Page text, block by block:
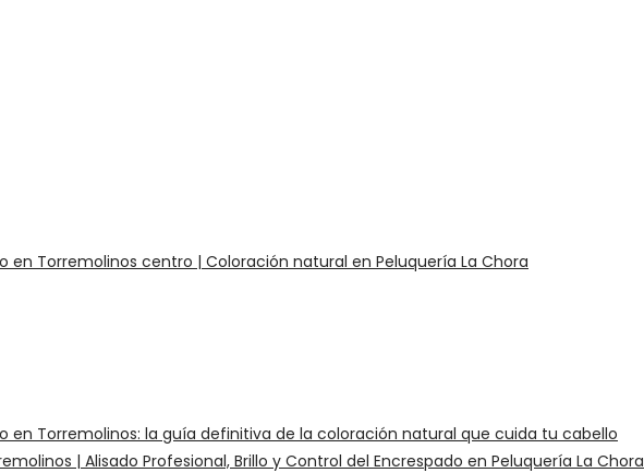
en Torremolinos centro | Coloración natural en Peluquería La Chora
en Torremolinos: la guía definitiva de la coloración natural que cuida tu cabello
| Alisado Profesional, Brillo y Control del Encrespado en Peluquería La Chora